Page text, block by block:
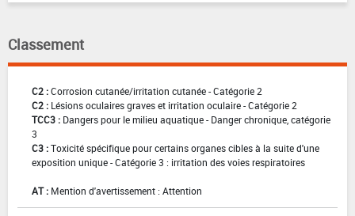
Classement
C2 :Corrosion cutanée/irritation cutanée - Catégorie 2
C2 : Lésions oculaires graves et irritation oculaire - Catégorie 2
TCC3 : Dangers pour le milieu aquatique - Danger chronique, catégorie
3
C3 :Toxicité spécifique pour certains organes cibles à la suite d'une
exposition unique - Catégorie 3 : irritation des voies respiratoires
AT : Mention d'avertissement : Attention